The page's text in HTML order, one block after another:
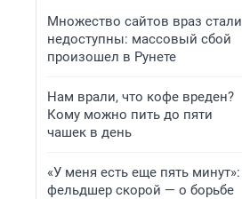
Множество сайтов враз стали
недоступны: массовый сбой
произошел в Рунете
Нам врали, что кофе вреден?
Кому можно пить до пяти
чашек в день
«У меня есть еще пять минут»:
фельдшер скорой — о борьбе